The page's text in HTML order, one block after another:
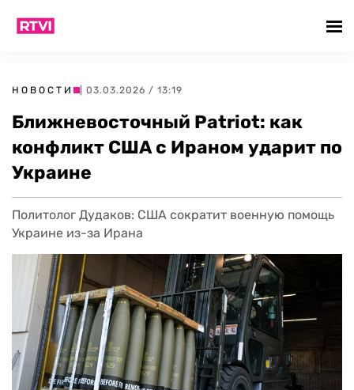
НОВОСТИ | 03.03.2026 / 13:19
Ближневосточный Patriot: как
конфликт США с Ираном ударит по
Украине
Политолог Дудаков: США сократит военную помощь
Украине из-за Ирана